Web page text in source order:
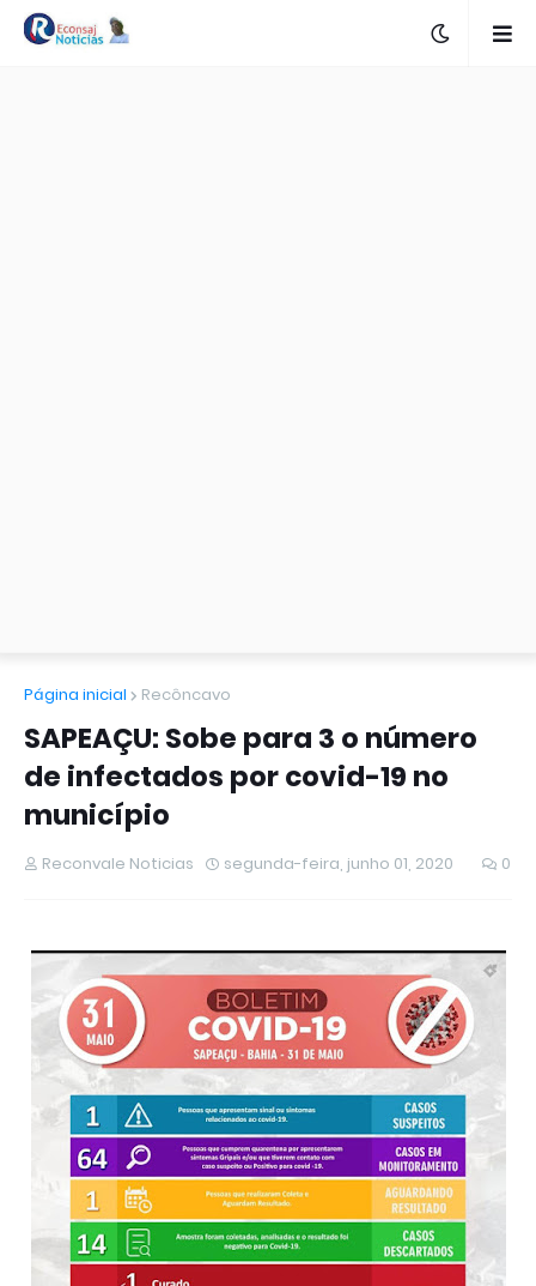
Página inicial Recôncavo
SAPEAÇU: Sobe para 3 o número
de infectados por covid-19 no
município
Reconvale Noticias segunda-feira, junho 01, 2020 0